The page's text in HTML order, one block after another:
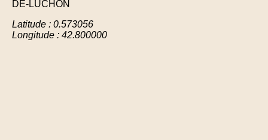
DE-LUCHON
Latitude : 0.573056
Longitude : 42.800000